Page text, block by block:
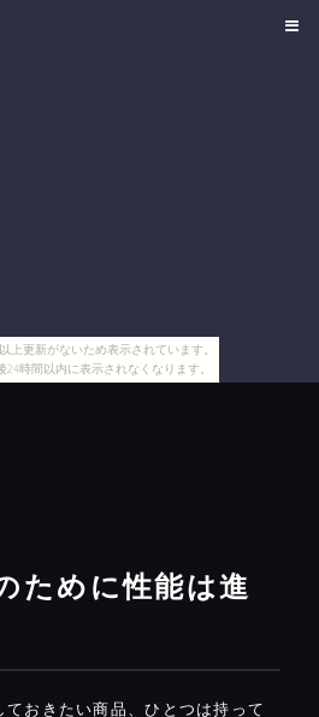
上更新がないため表示されています。
時間以内に表示されなくなります。
ために性能は進
ておきたい商品、ひとつは持って